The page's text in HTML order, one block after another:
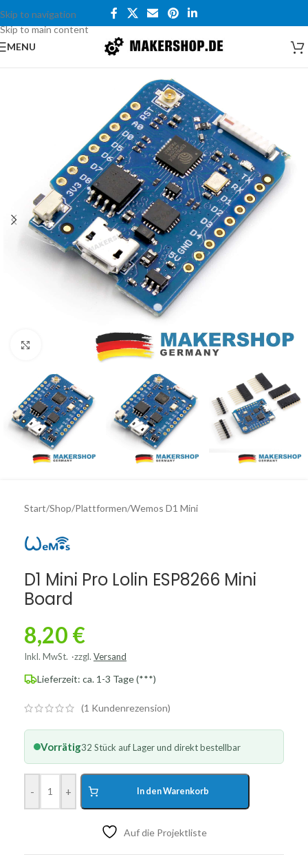
Skip to navigation
Skip to main content
MENU
Click to enlarge
Start/Shop/Plattformen/Wemos D1 Mini
D1 Mini Pro Lolin ESP8266 Mini
Board
8,20 €
Inkl. MwSt. zzgl. Versand
Lieferzeit: ca. 1-3 Tage (***)
(1 Kundenrezension)
Vorrätig32 Stück auf Lager und direkt bestellbar
- + In den Warenkorb
Auf die Projektliste